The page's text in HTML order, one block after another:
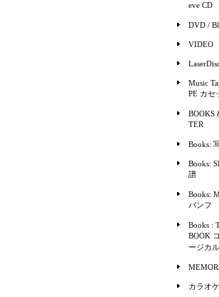
eve CD
DVD /
VIDEO
Music
PE カセ
BOOKS
TER
Books:
Books:
譜
Books:
パンフ
Books :
BOOK
ージカ
カラオ